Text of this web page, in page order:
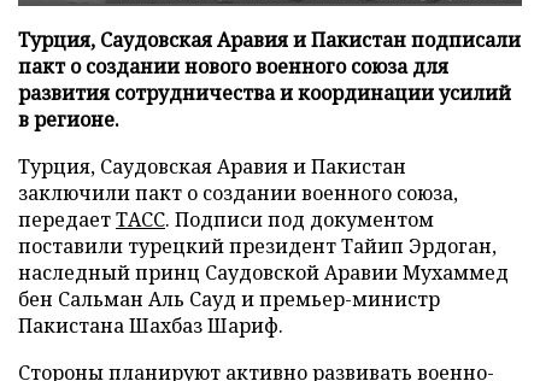
Турция, Саудовская Аравия и Пакистан подписали
пакт о создании нового военного союза для
развития сотрудничества и координации усилий
в регионе.
Турция, Саудовская Аравия и Пакистан
заключили пакт о создании военного союза,
передаетТАСС. Подписи под документом
поставили турецкий президент Тайип Эрдоган,
наследный принц Саудовской Аравии Мухаммед
бен Сальман Аль Сауд и премьер-министр
Пакистана Шахбаз Шариф.
Стороны планируют активно развивать военно-